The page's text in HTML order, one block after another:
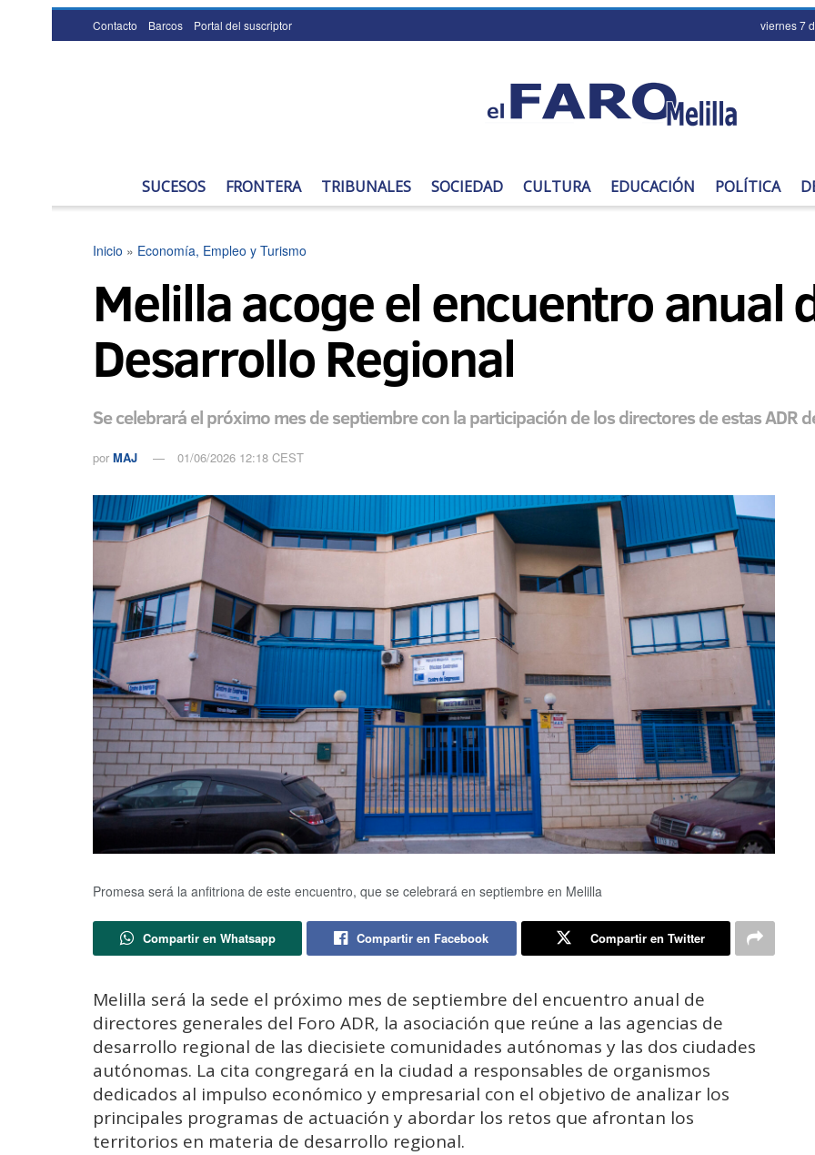
Contacto Barcos Portal del suscriptor viernes 7
SUCESOS FRONTERA TRIBUNALES SOCIEDAD CULTURA EDUCACIÓN POLÍTICA
Inicio » Economía, Empleo y Turismo
Melilla acoge el encuentro anual
Desarrollo Regional
Se celebrará el próximo mes de septiembre con la participación de los directores de estas ADR
por MAJ 01/06/2026 12:18 CEST
Promesa será la anfitriona de este encuentro, que se celebrará en septiembre en Melilla
Compartir en Whatsapp Compartir en Facebook Compartir en Twitter
Melilla será la sede el próximo mes de septiembre del encuentro anual de
directores generales del Foro ADR, la asociación que reúne a las agencias de
desarrollo regional de las diecisiete comunidades autónomas y las dos ciudades
autónomas. La cita congregará en la ciudad a responsables de organismos
dedicados al impulso económico y empresarial con el objetivo de analizar los
principales programas de actuación y abordar los retos que afrontan los
territorios en materia de desarrollo regional.